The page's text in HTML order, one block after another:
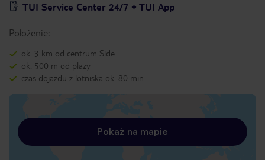
TUI Service Center 24/7 + TUI App
Położenie:
ok. 3 km od centrum Side
ok. 500 m od plaży
czas dojazdu z lotniska ok. 80 min
Pokaż na mapie